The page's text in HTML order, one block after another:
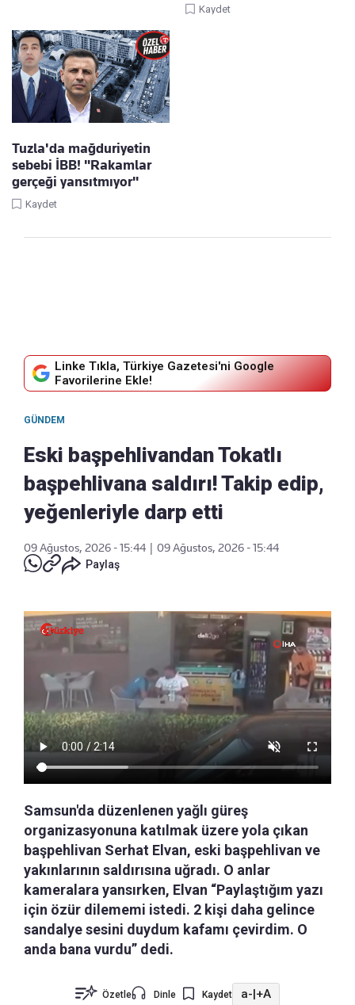
Kaydet
Tuzla'da mağduriyetin
sebebi İBB! "Rakamlar
gerçeği yansıtmıyor"
Kaydet
Linke Tıkla, Türkiye Gazetesi'ni Google
Favorilerine Ekle!
GÜNDEM
Eski başpehlivandan Tokatlı
başpehlivana saldırı! Takip edip,
yeğenleriyle darp etti
09 Ağustos, 2026 - 15:44
09 Ağustos, 2026 - 15:44
Paylaş
Samsun'da düzenlenen yağlı güreş
organizasyonuna katılmak üzere yola çıkan
başpehlivan Serhat Elvan, eski başpehlivan ve
yakınlarının saldırısına uğradı. O anlar
kameralara yansırken, Elvan “Paylaştığım yazı
için özür dilememi istedi. 2 kişi daha gelince
sandalye sesini duydum kafamı çevirdim. O
anda bana vurdu” dedi.
Özetle Dinle Kaydet a-|+A